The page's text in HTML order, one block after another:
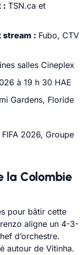
: TSN.ca et
stream : Fubo, CTV
salles Cineplex
à 19 h 30 HAE
Gardens, Floride
2026, Groupe
la Colombie
pour bâtir cette
aligne un 4-3-
d’orchestre.
autour de Vitinha.